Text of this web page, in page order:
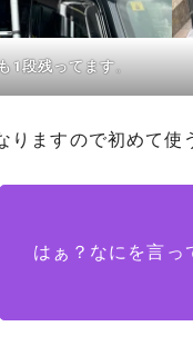
1段残ってます。
りますので初めて使
はぁ？なにを言っ